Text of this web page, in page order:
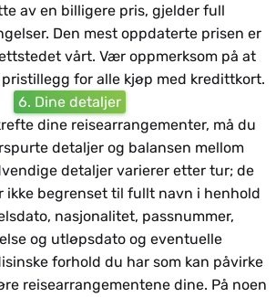
av en billigere pris, gjelder full
Den mest oppdaterte prisen er
vårt. Vær oppmerksom på at
for alle kjøp med kredittkort.
6. Dine detaljer
dine reisearrangementer, må du
detaljer og balansen mellom
detaljer varierer etter tur; de
ikke begrenset til fullt navn i henhold
nasjonalitet, passnummer,
og utløpsdato og eventuelle
forhold du har som kan påvirke
reisearrangementene dine. På noen